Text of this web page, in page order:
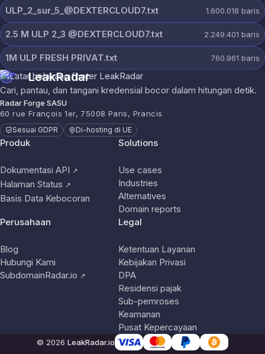
ULP_2_sur_5_@DEXTERCLOUD7.txt 1.600.018 baris
2.5 M ULP 2_3 @DEXTERCLOUD7.txt 2.249.401 baris
1M ULP FRESH PRIVAT.txt 760.961 baris
LeakRadar
Cari, pantau, dan tangani kredensial bocor dalam hitungan detik.
Radar Forge SASU
60 rue François 1er, 75008 Paris, Prancis
Sesuai GDPR Di-hosting di UE
Produk
Dokumentasi API ↗
Halaman Status ↗
Basis Data Kebocoran
Solutions
Use cases
Industries
Alternatives
Domain reports
Perusahaan
Blog
Hubungi Kami
SubdomainRadar.io ↗
Legal
Ketentuan Layanan
Kebijakan Privasi
DPA
Residensi pajak
Sub-pemroses
Keamanan
Pusat Kepercayaan
© 2026 LeakRadar.io